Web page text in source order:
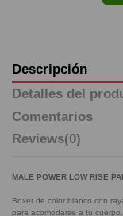
Descripción
Detalles del
Comentarios
Reviews(0)
MALE POWER LOW RISE
Boxer de color blanco con
para acomodarse a tu cuerpo.